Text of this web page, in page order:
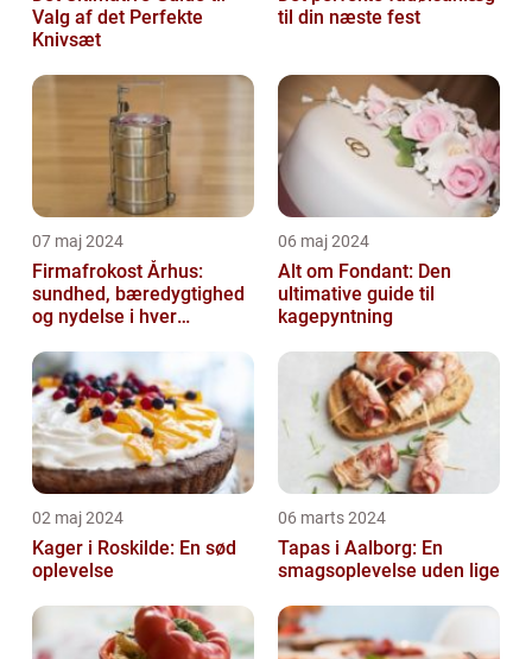
Valg af det Perfekte
Knivsæt
til din næste fest
07 maj 2024
Firmafrokost Århus:
sundhed, bæredygtighed
og nydelse i hver
06 maj 2024
Alt om Fondant: Den
ultimative guide til
kagepyntning
02 maj 2024
Kager i Roskilde: En sød
oplevelse
06 marts 2024
Tapas i Aalborg: En
smagsoplevelse uden lige